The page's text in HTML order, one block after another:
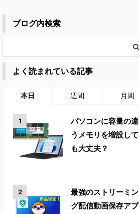
ブログ内検索
よく読まれている記事
本日 週間 月間
パソコンに容量の違
うメモリを増設して
も大丈夫？
最強のストリーミン
グ配信動画保存アプ